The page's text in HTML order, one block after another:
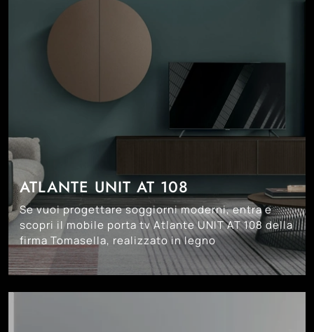
ATLANTE UNIT AT 108
Se vuoi progettare soggiorni moderni, entra e
scopri il mobile porta tv Atlante UNIT AT 108 della
firma Tomasella, realizzato in legno